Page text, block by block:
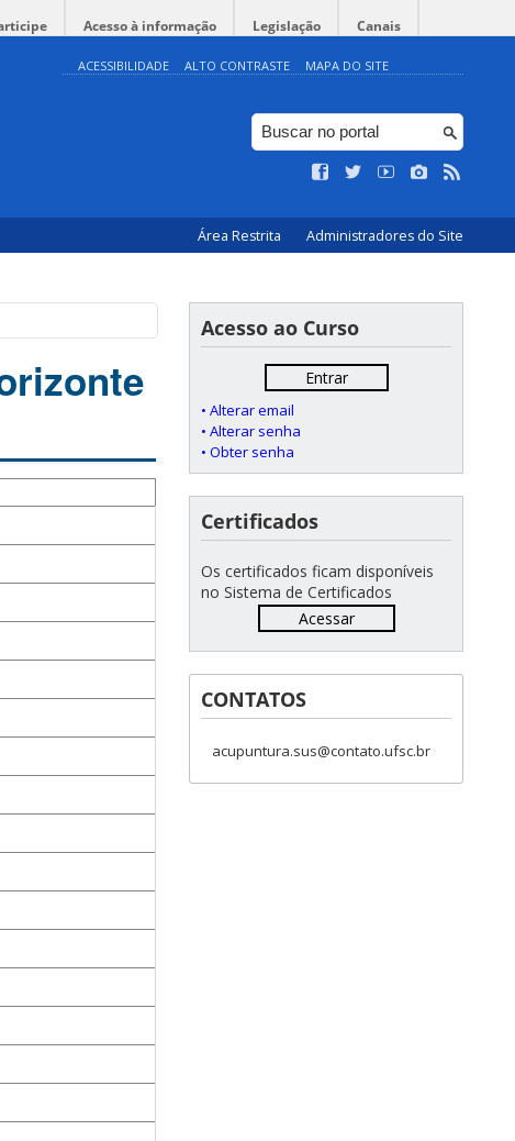
Acesso à informação Legislação Canais
ACESSIBILIDADE ALTO CONTRASTE MAPA DO SITE
Área Restrita Administradores do Site
Acesso ao Curso
Entrar
• Alterar email
• Alterar senha
• Obter senha
Certificados
Os certificados ficam disponíveis
no Sistema de Certificados
Acessar
CONTATOS
acupuntura.sus@contato.ufsc.br